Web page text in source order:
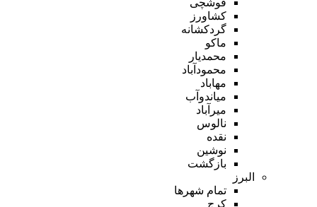
کشاورز
گردکشانه
ماکو
محمدیار
محمودآباد
مهاباد
میاندوآب
میرآباد
نالوس
نقده
نوشین
بازگشت
البرز
تمام شهر‌ها
کرج